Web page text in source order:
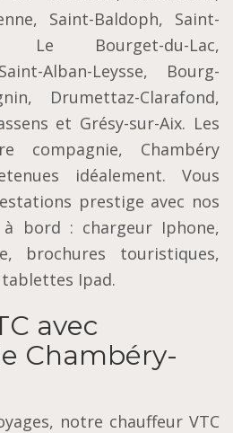
Saint-Baldoph, Saint-
Le Bourget-du-Lac,
Alban-Leysse, Bourg-
Drumettaz-Clarafond,
et Grésy-sur-Aix. Les
compagnie, Chambéry
idéalement. Vous
prestige avec nos
à bord : chargeur Iphone,
brochures touristiques,
Ipad.
avec
Chambéry-
notre chauffeur VTC